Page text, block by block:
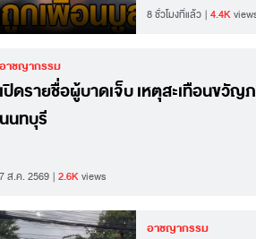
8 ชั่วโมงที่แล้ว 4.4K
อาชญากรรม
เปิดรายชื่อผู้บาดเจ็บ เหตุสะเทือนขวัญภ
นนทบุรี
7 ส.ค. 2569 2.6Kviews
อาชญากรรม